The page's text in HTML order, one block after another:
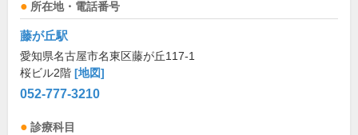
所在地・電話番号
藤が丘駅
愛知県名古屋市名東区藤が丘117-1
桜ビル2階 [地図]
052-777-3210
診療科目